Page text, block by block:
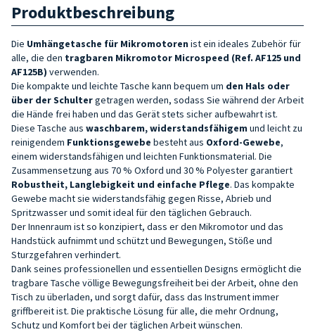
Produktbeschreibung
Die Umhängetasche für Mikromotoren ist ein ideales Zubehör für
alle, die den tragbaren Mikromotor Microspeed (Ref. AF125 und
AF125B) verwenden.
Die kompakte und leichte Tasche kann bequem um den Hals oder
über der Schultergetragen werden, sodass Sie während der Arbeit
die Hände frei haben und das Gerät stets sicher aufbewahrt ist.
Diese Tasche aus waschbarem, widerstandsfähigem und leicht zu
reinigendem Funktionsgewebe besteht aus Oxford-Gewebe,
einem widerstandsfähigen und leichten Funktionsmaterial. Die
Zusammensetzung aus 70 % Oxford und 30 % Polyester garantiert
Robustheit, Langlebigkeit und einfache Pflege. Das kompakte
Gewebe macht sie widerstandsfähig gegen Risse, Abrieb und
Spritzwasser und somit ideal für den täglichen Gebrauch.
Der Innenraum ist so konzipiert, dass er den Mikromotor und das
Handstück aufnimmt und schützt und Bewegungen, Stöße und
Sturzgefahren verhindert.
Dank seines professionellen und essentiellen Designs ermöglicht die
tragbare Tasche völlige Bewegungsfreiheit bei der Arbeit, ohne den
Tisch zu überladen, und sorgt dafür, dass das Instrument immer
griffbereit ist. Die praktische Lösung für alle, die mehr Ordnung,
Schutz und Komfort bei der täglichen Arbeit wünschen.